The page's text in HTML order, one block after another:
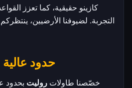
كازينو حقيقية، كما تعزز
التجربة. لضيوفنا الأرضيين،
حدود
خصّصنا طاولات روليت بحدود